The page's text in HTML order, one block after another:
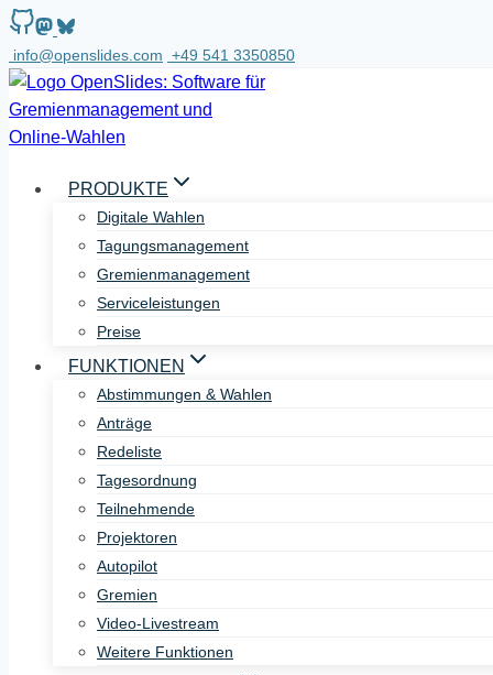
Zum
Inhalt
springen
info@openslides.com +49 541 3350850
PRODUKTE
Digitale Wahlen
Tagungsmanagement
Gremienmanagement
Serviceleistungen
Preise
FUNKTIONEN
Abstimmungen & Wahlen
Anträge
Redeliste
Tagesordnung
Teilnehmende
Projektoren
Autopilot
Gremien
Video-Livestream
Weitere Funktionen